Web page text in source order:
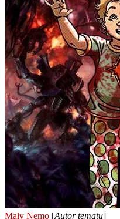
Mały Nemo [Autor tematu]